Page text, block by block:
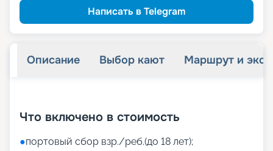
Написать в Telegram
Описание Выбор кают Маршрут и
Что включено в стоимость
●портовый сбор взр./реб.(до 18 лет);